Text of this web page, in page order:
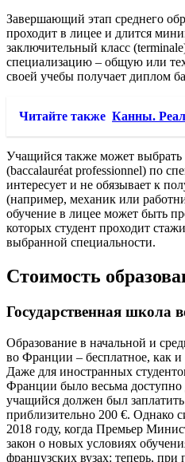
Завершающий этап среднего
проходит в лицее и длится
заключительный класс
специализацию – общую или
своей учебы получает диплом
Читайте также Канны.
Учащийся также может
(baccalauréat professionnel) по
интересует и не обязывает к
(например, механик или
обучение в лицее может быть
которых студент проходит
выбранной специальности.
Стоимость
Государственная школа
Образование в начальной и
во Франции – бесплатное, как
Даже для иностранных
Франции было весьма доступно
учащийся должен был
приблизительно 200 €. Однако
2018 году, когда Премьер
закон о новых условиях
французских вузах: теперь, при